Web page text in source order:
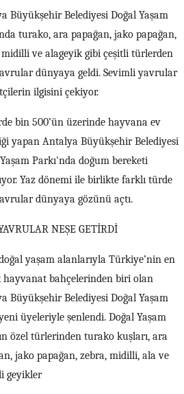
Büyükşehir Belediyesi Doğal Yaşam
turako, ara papağan, jako papağan,
midilli ve alageyik gibi çeşitli türlerden
dünyaya geldi. Sevimli yavrular
ilgisini çekiyor.
bin 500’ün üzerinde hayvana ev
yapan Antalya Büyükşehir Belediyesi
Parkı'nda doğum bereketi
Yaz dönemi ile birlikte farklı türde
dünyaya gözünü açtı.
NEŞE GETİRDİ
yaşam alanlarıyla Türkiye’nin en
hayvanat bahçelerinden biri olan
Büyükşehir Belediyesi Doğal Yaşam
üyeleriyle şenlendi. Doğal Yaşam
özel türlerinden turako kuşları, ara
jako papağan, zebra, midilli, ala ve
geyikler